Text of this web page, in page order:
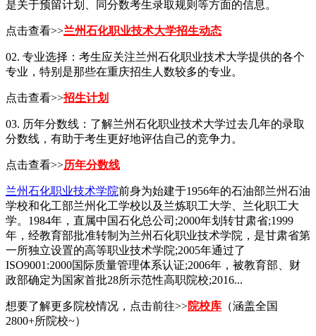
是关于预留计划、同分数考生录取规则等方面的信息。
点击查看>>兰州石化职业技术大学招生动态
02. 专业选择：考生应关注兰州石化职业技术大学提供的各个
专业，特别是那些在重庆招生人数较多的专业。
点击查看>>招生计划
03. 历年分数线：了解兰州石化职业技术大学过去几年的录取
分数线，有助于考生更好地评估自己的竞争力。
点击查看>>历年分数线
兰州石化职业技术学院前身为始建于1956年的石油部兰州石油
学校和化工部兰州化工学校以及兰炼职工大学、兰化职工大
学。1984年，直属中国石化总公司;2000年划转甘肃省;1999
年，经教育部批准转制为兰州石化职业技术学院，是甘肃省第
一所独立设置的高等职业技术学院;2005年通过了
ISO9001:2000国际质量管理体系认证;2006年，被教育部、财
政部确定为国家首批28所示范性高职院校;2016...
想要了解更多院校情况，点击前往>>院校库 （涵盖全国
2800+所院校~）